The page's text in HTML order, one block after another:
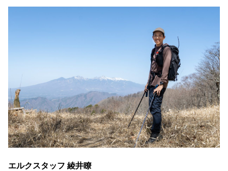
エルクスタッフ 綾井瞭